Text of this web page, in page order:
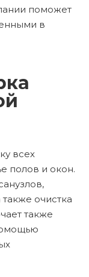
поможет
в
всех
полов и окон.
очистка
также